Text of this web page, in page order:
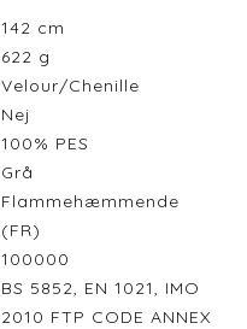
142 cm
622 g
Velour/Chenille
Nej
100% PES
Grå
Flammehæmmende
(FR)
100000
BS 5852, EN 1021, IMO
2010 FTP CODE ANNEX